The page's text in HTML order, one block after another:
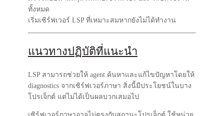
ทั้งหมด
เริ่มเซิร์ฟเวอร์ LSP ที่เหมาะสมหากยังไม่ได้ทำงาน
แนวทางปฏิบัติที่แนะนำ
LSP สามารถช่วยให้ agent ค้นหาและแก้ไขปัญหาโดยให้
diagnostics จากเซิร์ฟเวอร์ภาษา สิ่งนี้มีประโยชน์ในบาง
โปรเจ็กต์ แต่ไม่ได้เป็นผลบวกเสมอไป